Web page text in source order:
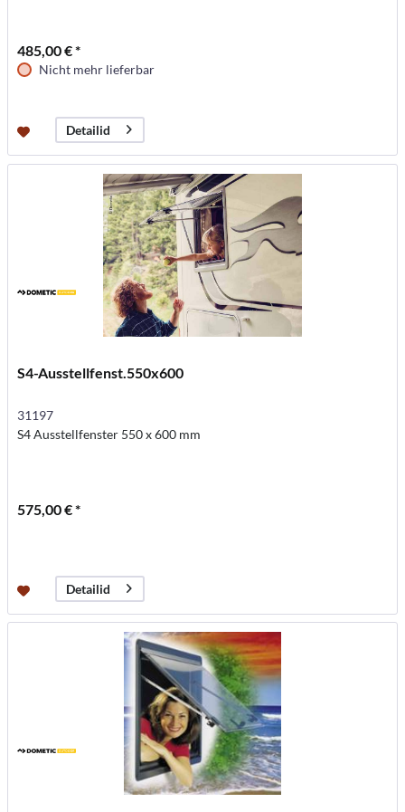
485,00 € *
Nicht mehr lieferbar
Detailid
S4-Ausstellfenst.550x600
31197
S4 Ausstellfenster 550 x 600 mm
575,00 € *
Detailid